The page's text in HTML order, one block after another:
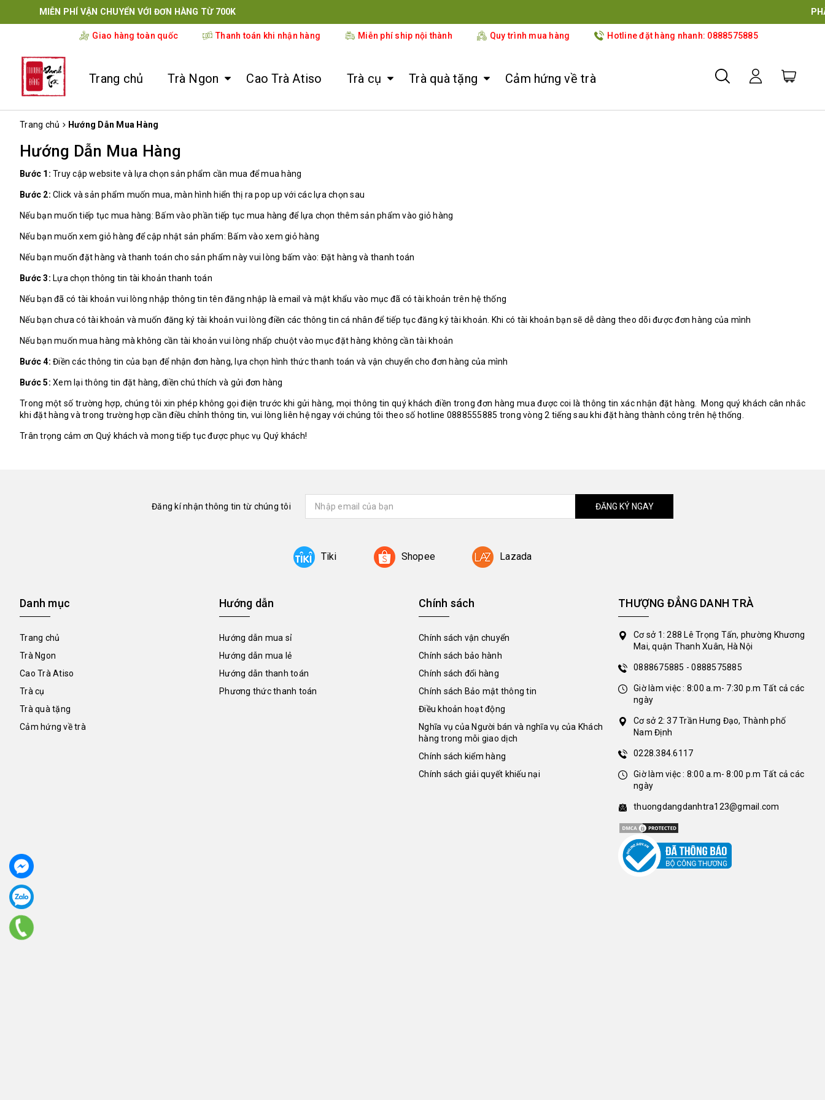
Giao hàng toàn quốc Thanh toán khi nhận hàng Miễn phí ship nội thành Quy trình mua hàng Hotline đặt hàng nhanh: 0888575885
Trang chủ Trà Ngon Cao Trà Atiso Trà cụ Trà quà tặng Cảm hứng về trà
Trang chủ Hướng Dẫn Mua Hàng
Hướng Dẫn Mua Hàng
Bước 1: Truy cập website và lựa chọn sản phẩm cần mua để mua hàng
Bước 2: Click và sản phẩm muốn mua, màn hình hiển thị ra pop up với các lựa chọn sau
Nếu bạn muốn tiếp tục mua hàng: Bấm vào phần tiếp tục mua hàng để lựa chọn thêm sản phẩm vào giỏ hàng
Nếu bạn muốn xem giỏ hàng để cập nhật sản phẩm: Bấm vào xem giỏ hàng
Nếu bạn muốn đặt hàng và thanh toán cho sản phẩm này vui lòng bấm vào: Đặt hàng và thanh toán
Bước 3: Lựa chọn thông tin tài khoản thanh toán
Nếu bạn đã có tài khoản vui lòng nhập thông tin tên đăng nhập là email và mật khẩu vào mục đã có tài khoản trên hệ thống
Nếu bạn chưa có tài khoản và muốn đăng ký tài khoản vui lòng điền các thông tin cá nhân để tiếp tục đăng ký tài khoản. Khi có tài khoản bạn sẽ dễ dàng theo dõi được đơn hàng của mình
Nếu bạn muốn mua hàng mà không cần tài khoản vui lòng nhấp chuột vào mục đặt hàng không cần tài khoản
Bước 4: Điền các thông tin của bạn để nhận đơn hàng, lựa chọn hình thức thanh toán và vận chuyển cho đơn hàng của mình
Bước 5: Xem lại thông tin đặt hàng, điền chú thích và gửi đơn hàng
Trong một số trường hợp, chúng tôi xin phép không gọi điện trước khi gửi hàng, mọi thông tin quý khách điền trong đơn hàng mua được coi là thông tin xác nhận đặt hàng. Mong quý khách cân nhắc
khi đặt hàng và trong trường hợp cần điều chỉnh thông tin, vui lòng liên hệ ngay với chúng tôi theo số hotline 0888555885 trong vòng 2 tiếng sau khi đặt hàng thành công trên hệ thống.
Trân trọng cảm ơn Quý khách và mong tiếp tục được phục vụ Quý khách!
Đăng kí nhận thông tin từ chúng tôi ĐĂNG KÝ NGAY
Tiki Shopee Lazada
Danh mục
Trang chủ
Trà Ngon
Cao Trà Atiso
Trà cụ
Trà quà tặng
Cảm hứng về trà
Hướng dẫn
Hướng dẫn mua sỉ
Hướng dẫn mua lẻ
Hướng dẫn thanh toán
Phương thức thanh toán
Chính sách
Chính sách vận chuyển
Chính sách bảo hành
Chính sách đổi hàng
Chính sách Bảo mật thông tin
Điều khoản hoạt động
Nghĩa vụ của Người bán và nghĩa vụ của Khách
hàng trong mỗi giao dịch
Chính sách kiểm hàng
Chính sách giải quyết khiếu nại
THƯỢNG ĐẲNG DANH TRÀ
Cơ sở 1: 288 Lê Trọng Tấn, phường Khương
Mai, quận Thanh Xuân, Hà Nội
0888675885 - 0888575885
Giờ làm việc : 8:00 a.m- 7:30 p.m Tất cả các
ngày
Cơ sở 2: 37 Trần Hưng Đạo, Thành phố
Nam Định
0228.384.6117
Giờ làm việc : 8:00 a.m- 8:00 p.m Tất cả các
ngày
thuongdangdanhtra123@gmail.com